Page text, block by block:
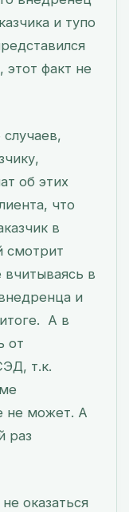
и тупо
факт не
об этих
что
в
смотрит
вчитываясь в
и
А в
от
т.к.
не может. А
раз
оказаться